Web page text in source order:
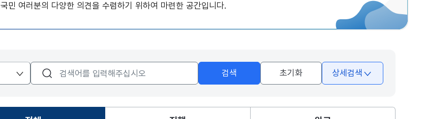
국민 여러분의 다양한 의견을 수렴하기 위하여 마련한 공간입니다.